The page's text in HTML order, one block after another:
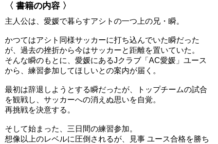
〈 書籍の内容 〉
主人公は、愛媛で暮らすアシトの一つ上の兄・瞬。
かつてはアシト同様サッカーに打ち込んでいた瞬だった
が、過去の挫折から今はサッカーと距離を置いていた。
そんな瞬のもとに、愛媛にあるJクラブ「AC愛媛」ユース
から、練習参加してほしいとの案内が届く。
最初は辞退しようとする瞬だったが、トップチームの試合
を観戦し、サッカーへの消えぬ思いを自覚。
再挑戦を決意する。
そして始まった、三日間の練習参加。
想像以上のレベルに圧倒されるが、見事 ユース合格を勝ち